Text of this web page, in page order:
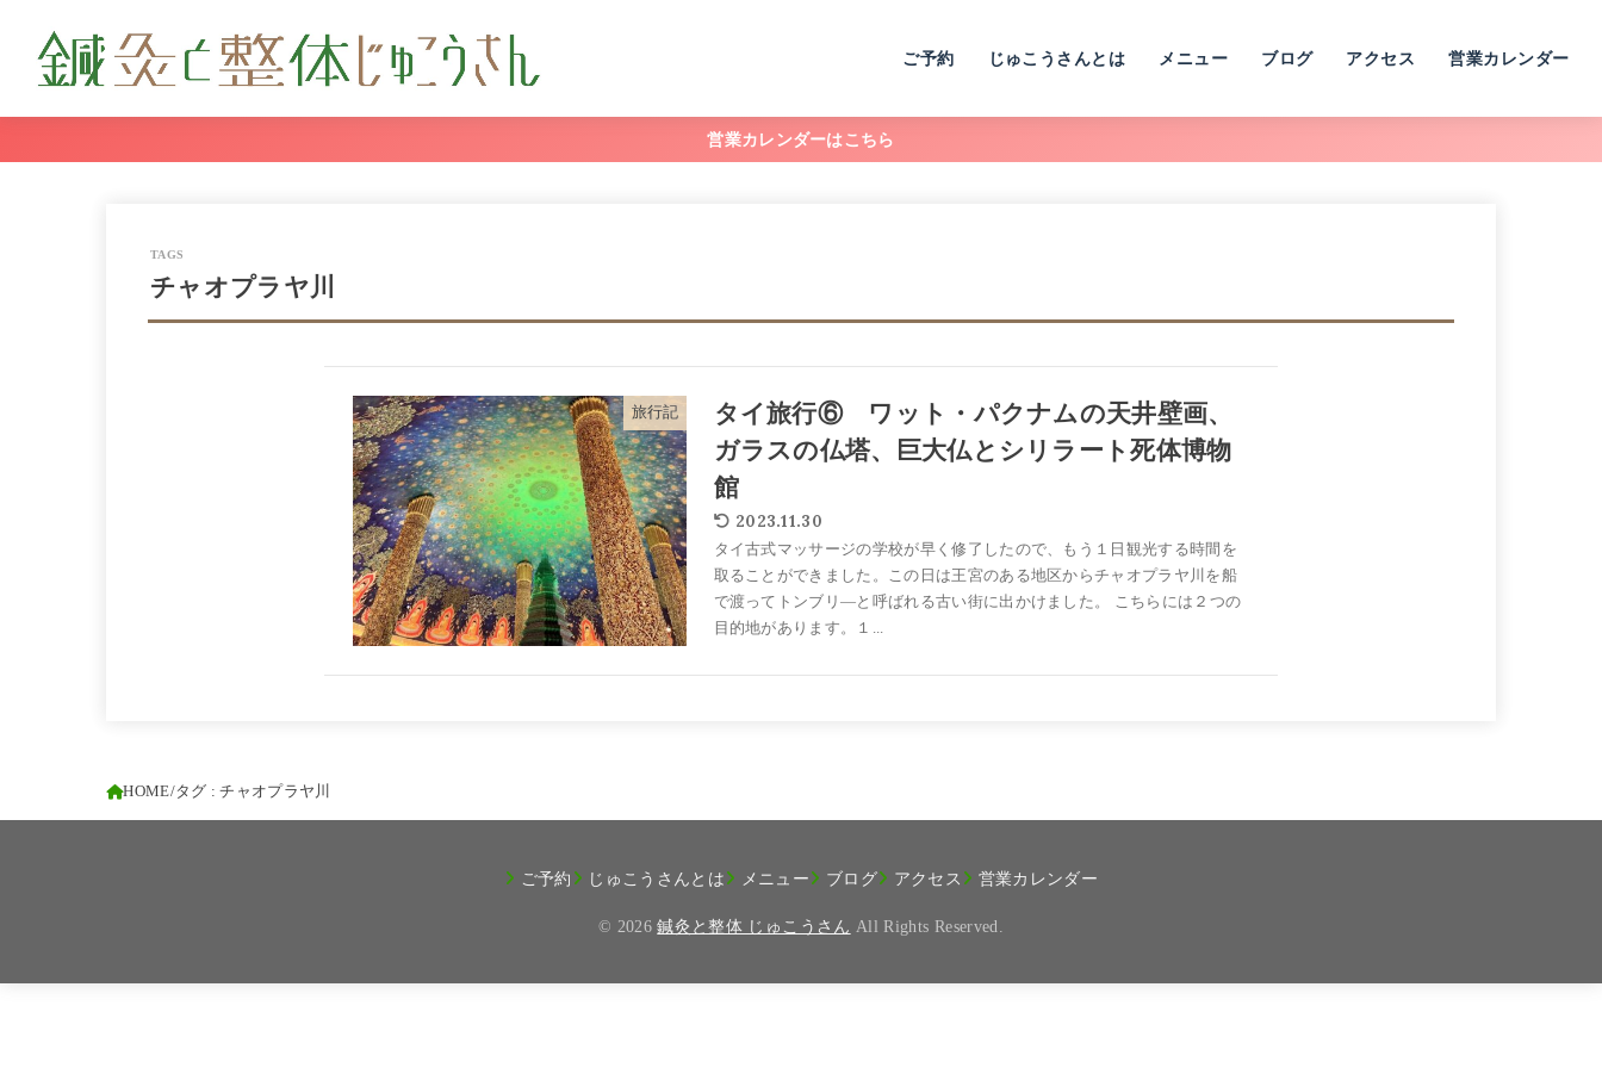
ご予約 じゅこうさんとは メニュー ブログ アクセス 営業カレンダー
営業カレンダーはこちら
チャオプラヤ川
旅行記
タイ旅行⑥ ワット・パクナムの天井壁画、
ガラスの仏塔、巨大仏とシリラート死体博物
館
2023.11.30
タイ古式マッサージの学校が早く修了したので、もう１日観光する時間を
取ることができました。この日は王宮のある地区からチャオプラヤ川を船
で渡ってトンブリ―と呼ばれる古い街に出かけました。 こちらには２つの
目的地があります。１...
HOME タグ : チャオプラヤ川
ご予約 じゅこうさんとは メニュー ブログ アクセス 営業カレンダー
© 2026鍼灸と整体 じゅこうさん All Rights Reserved.